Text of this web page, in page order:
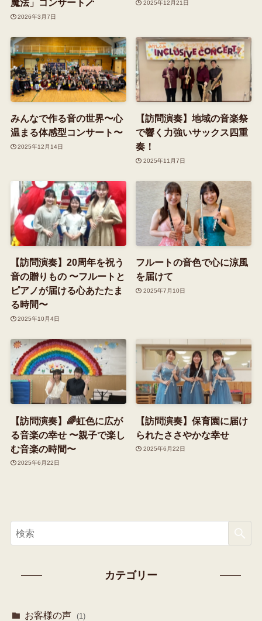
魔法」コンサート🪄
2026年3月7日
2025年12月21日
みんなで作る音の世界〜心
温まる体感型コンサート〜
2025年12月14日
【訪問演奏】地域の音楽祭
で響く力強いサックス四重
奏！
2025年11月7日
【訪問演奏】20周年を祝う
音の贈りもの 〜フルートと
ピアノが届ける心あたたま
る時間〜
2025年10月4日
フルートの音色で心に涼風
を届けて
2025年7月10日
【訪問演奏】🌈虹色に広が
る音楽の幸せ 〜親子で楽し
む音楽の時間〜
2025年6月22日
【訪問演奏】保育園に届け
られたささやかな幸せ
2025年6月22日
カテゴリー
お客様の声 (1)